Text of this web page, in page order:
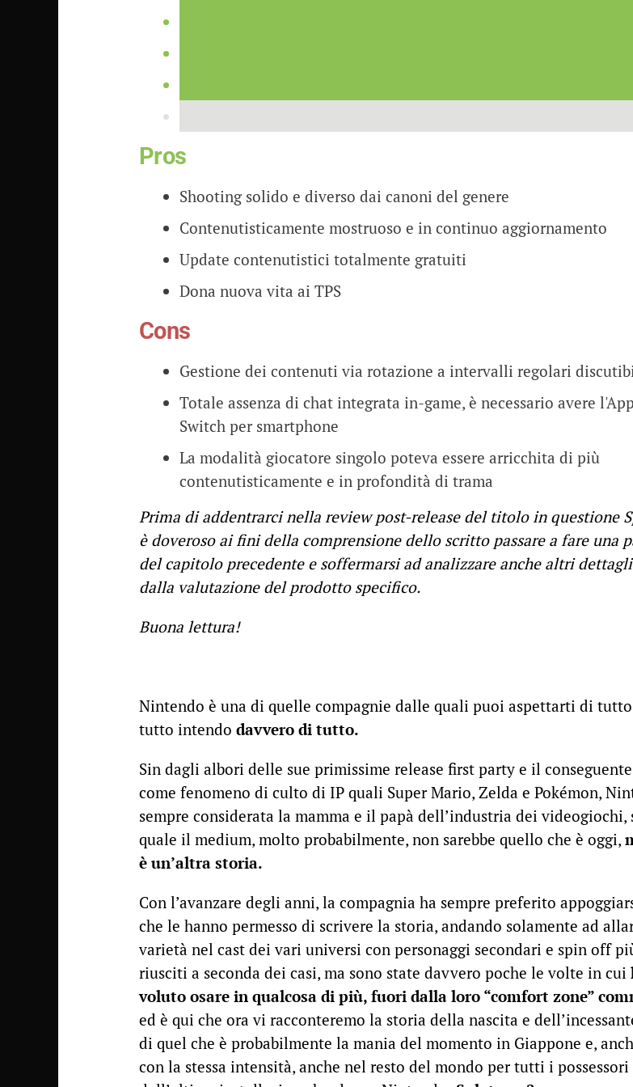
Pros
Shooting solido e diverso dai canoni del genere
Contenutisticamente mostruoso e in continuo aggiornamento
Update contenutistici totalmente gratuiti
Dona nuova vita ai TPS
Cons
Gestione dei contenuti via rotazione a intervalli regolari
Totale assenza di chat integrata in-game, è necessario avere
Switch per smartphone
La modalità giocatore singolo poteva essere arricchita di più
contenutisticamente e in profondità di trama
Prima di addentrarci nella review post-release del titolo in questione
è doveroso ai fini della comprensione dello scritto passare a fare una
del capitolo precedente e soffermarsi ad analizzare anche altri
dalla valutazione del prodotto specifico.
Buona lettura!
Nintendo è una di quelle compagnie dalle quali puoi aspettarti di
tutto intendo davvero di tutto.
Sin dagli albori delle sue primissime release first party e il
come fenomeno di culto di IP quali Super Mario, Zelda e Pokémon,
sempre considerata la mamma e il papà dell’industria dei videogiochi,
quale il medium, molto probabilmente, non sarebbe quello che è oggi,
è un’altra storia.
Con l’avanzare degli anni, la compagnia ha sempre preferito
che le hanno permesso di scrivere la storia, andando solamente ad
varietà nel cast dei vari universi con personaggi secondari e spin off
riusciti a seconda dei casi, ma sono state davvero poche le volte in cui
voluto osare in qualcosa di più, fuori dalla loro “comfort zone”
ed è qui che ora vi racconteremo la storia della nascita e
di quel che è probabilmente la mania del momento in Giappone e,
con la stessa intensità, anche nel resto del mondo per tutti i possessori